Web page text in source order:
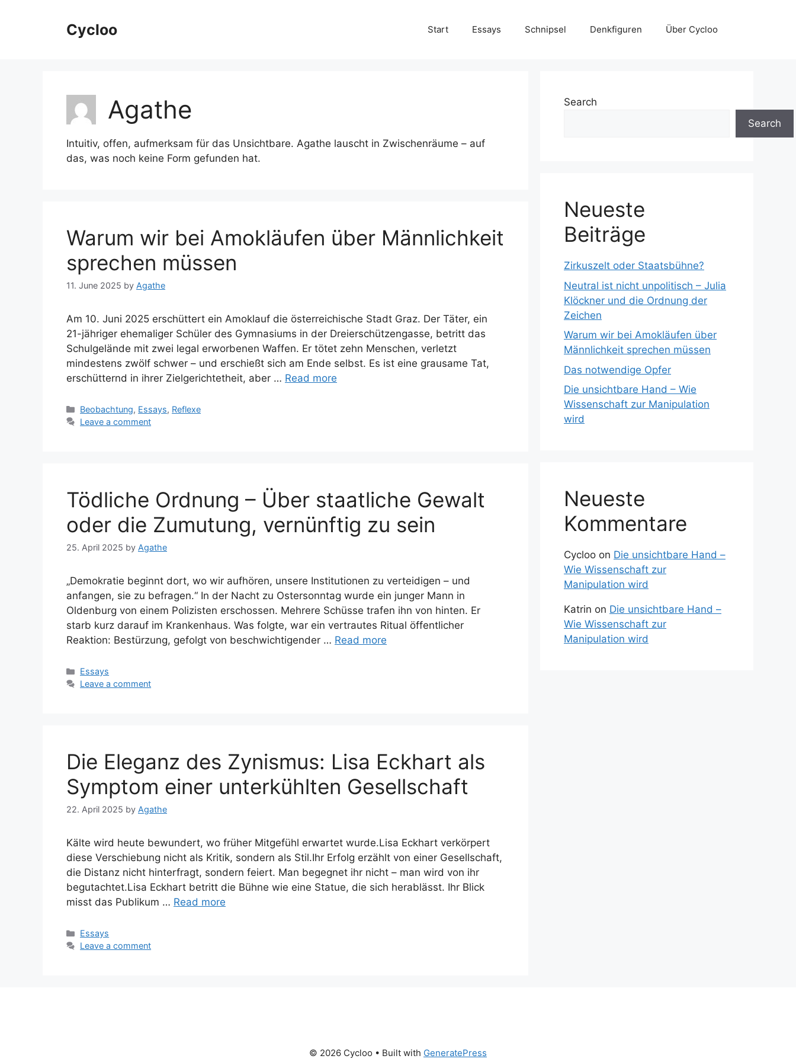
Cycloo Start Essays Schnipsel Denkfiguren Über Cycloo
Agathe
Intuitiv, offen, aufmerksam für das Unsichtbare. Agathe lauscht in Zwischenräume – auf
das, was noch keine Form gefunden hat.
Warum wir bei Amokläufen über Männlichkeit
sprechen müssen
11. June 2025 by Agathe
Am 10. Juni 2025 erschüttert ein Amoklauf die österreichische Stadt Graz. Der Täter, ein
21-jähriger ehemaliger Schüler des Gymnasiums in der Dreierschützengasse, betritt das
Schulgelände mit zwei legal erworbenen Waffen. Er tötet zehn Menschen, verletzt
mindestens zwölf schwer – und erschießt sich am Ende selbst. Es ist eine grausame Tat,
erschütternd in ihrer Zielgerichtetheit, aber … Read more
Categories
Beobachtung, Essays, Reflexe
Leave a comment
Tödliche Ordnung – Über staatliche Gewalt
oder die Zumutung, vernünftig zu sein
25. April 2025 by Agathe
„Demokratie beginnt dort, wo wir aufhören, unsere Institutionen zu verteidigen – und
anfangen, sie zu befragen.“ In der Nacht zu Ostersonntag wurde ein junger Mann in
Oldenburg von einem Polizisten erschossen. Mehrere Schüsse trafen ihn von hinten. Er
starb kurz darauf im Krankenhaus. Was folgte, war ein vertrautes Ritual öffentlicher
Reaktion: Bestürzung, gefolgt von beschwichtigender … Read more
Categories
Essays
Leave a comment
Die Eleganz des Zynismus: Lisa Eckhart als
Symptom einer unterkühlten Gesellschaft
22. April 2025 by Agathe
Kälte wird heute bewundert, wo früher Mitgefühl erwartet wurde.Lisa Eckhart verkörpert
diese Verschiebung nicht als Kritik, sondern als Stil.Ihr Erfolg erzählt von einer Gesellschaft,
die Distanz nicht hinterfragt, sondern feiert. Man begegnet ihr nicht – man wird von ihr
begutachtet.Lisa Eckhart betritt die Bühne wie eine Statue, die sich herablässt. Ihr Blick
misst das Publikum … Read more
Categories
Essays
Leave a comment
Search
Search
Neueste
Beiträge
Zirkuszelt oder Staatsbühne?
Neutral ist nicht unpolitisch – Julia
Klöckner und die Ordnung der
Zeichen
Warum wir bei Amokläufen über
Männlichkeit sprechen müssen
Das notwendige Opfer
Die unsichtbare Hand – Wie
Wissenschaft zur Manipulation
wird
Neueste
Kommentare
Cycloo on Die unsichtbare Hand –
Wie Wissenschaft zur
Manipulation wird
Katrin on Die unsichtbare Hand –
Wie Wissenschaft zur
Manipulation wird
© 2026 Cycloo • Built with GeneratePress